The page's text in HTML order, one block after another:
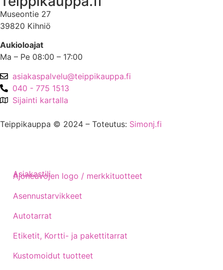
Museontie 27
39820 Kihniö
Aukioloajat
Ma – Pe 08:00 – 17:00
asiakaspalvelu@teippikauppa.fi
040 - 775 1513
Sijainti kartalla
Teippikauppa © 2024 – Toteutus: Simonj.fi
Ajoneuvojen logo / merkkituotteet
Asennustarvikkeet
Autotarrat
Etiketit, Kortti- ja pakettitarrat
Kustomoidut tuotteet
Asiakastili